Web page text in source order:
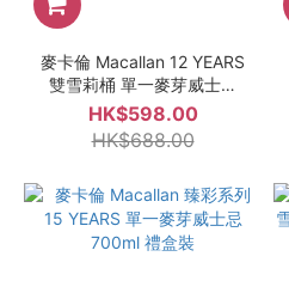
麥卡倫 Macallan 12 YEARS
雙雪莉桶 單一麥芽威士忌
700ml 禮盒裝
HK$598.00
HK$688.00